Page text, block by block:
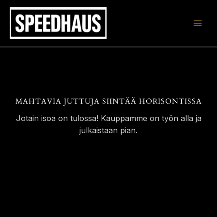
Siirry
sisältöön
MAHTAVIA JUTTUJA SIINTÄÄ HORISONTISSA
Jotain isoa on tulossa! Kauppamme on työn alla ja
julkaistaan pian.